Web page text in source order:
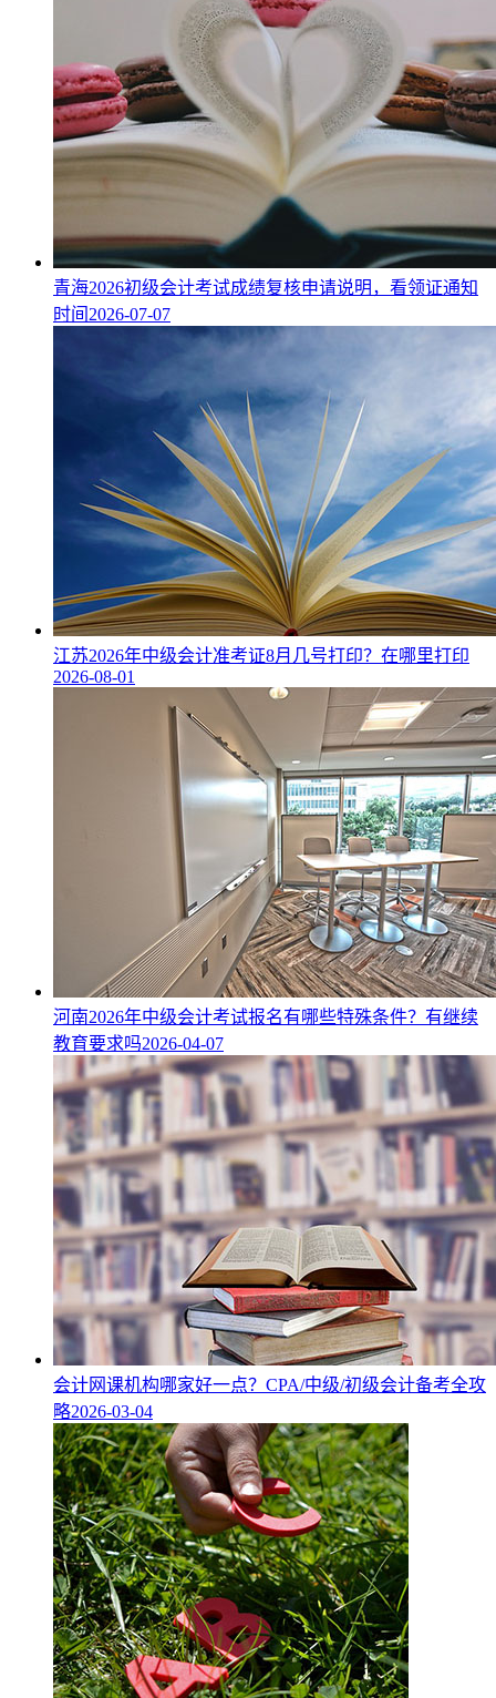
青海2026初级会计考试成绩复核申请说明，看领证通知
时间 2026-07-07
江苏2026年中级会计准考证8月几号打印？在哪里打印
2026-08-01
河南2026年中级会计考试报名有哪些特殊条件？有继续
教育要求吗2026-04-07
会计网课机构哪家好一点？CPA/中级/初级会计备考全攻
略2026-03-04